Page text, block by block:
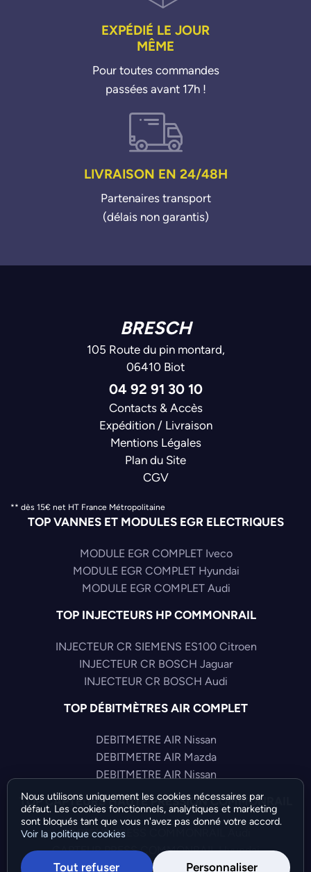
EXPÉDIÉ LE JOUR
MÊME
Pour toutes commandes
passées avant 17h !
LIVRAISON EN 24/48H
Partenaires transport
(délais non garantis)
BRESCH
105 Route du pin montard,
06410 Biot
04 92 91 30 10
Contacts & Accès
Expédition / Livraison
Mentions Légales
Plan du Site
CGV
** dès 15€ net HT France Métropolitaine
TOP VANNES ET MODULES EGR ELECTRIQUES
MODULE EGR COMPLET Iveco
MODULE EGR COMPLET Hyundai
MODULE EGR COMPLET Audi
TOP INJECTEURS HP COMMONRAIL
INJECTEUR CR SIEMENS ES100 Citroen
INJECTEUR CR BOSCH Jaguar
INJECTEUR CR BOSCH Audi
TOP DÉBITMÈTRES AIR COMPLET
DEBITMETRE AIR Nissan
DEBITMETRE AIR Mazda
DEBITMETRE AIR Nissan
TOP CAPTEURS HAUTE PRESSION COMMONRAIL
CAPTEUR PRESS COMMONRAIL Audi
CAPTEUR PRESS COMMONRAIL Hyundai
CAPTEUR PRESS COMMONRAIL Volkswagen
Nous utilisons uniquement les cookies nécessaires par
défaut. Les cookies fonctionnels, analytiques et marketing
sont bloqués tant que vous n'avez pas donné votre accord.
Voir la politique cookies
Tout refuser Personnaliser